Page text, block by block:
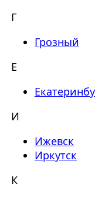
Г
Грозный
Е
И
Ижевск
Иркутск
К